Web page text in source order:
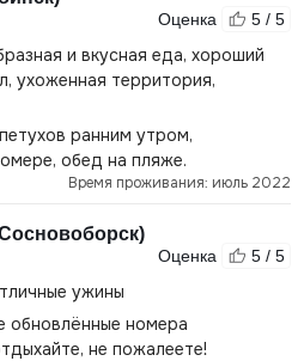
Оценка 5 / 5
и вкусная еда, хороший
ухоженная территория,
ранним утром,
обед на пляже.
Время проживания: июль 2022
Оценка 5 / 5
ужины
обновлённые номера
не пожалеете!